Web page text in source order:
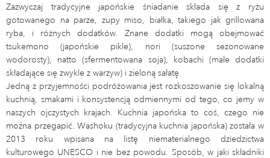
Zazwyczaj tradycyjne japońskie śniadanie składa się z ryżu
gotowanego na parze, zupy miso, białka, takiego jak grillowana
ryba, i różnych dodatków. Znane dodatki mogą obejmować
tsukemono (japońskie pikle), nori (suszone sezonowane
wodorosty), natto (sfermentowana soja), kobachi (małe dodatki
składające się zwykle z warzyw) i zieloną sałatę.
Jedną z przyjemności podróżowania jest rozkoszowanie się lokalną
kuchnią, smakami i konsystencją odmiennymi od tego, co jemy w
naszych ojczystych krajach. Kuchnia japońska to coś, czego nie
można przegapić. Washoku (tradycyjna kuchnia japońska) została w
2013 roku wpisana na listę niematerialnego dziedzictwa
kulturowego UNESCO i nie bez powodu. Sposób, w jaki składniki